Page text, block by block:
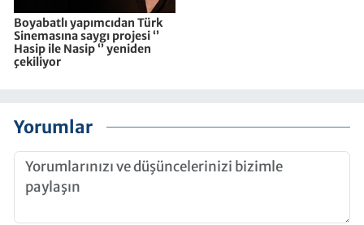
Boyabatlı yapımcıdan Türk
Sinemasına saygı projesi ‘’
Hasip ile Nasip ‘’ yeniden
çekiliyor
Yorumlar